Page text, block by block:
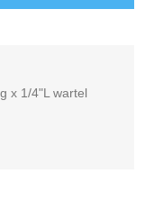
x 1/4"L wartel